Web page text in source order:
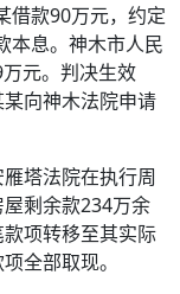
借款90万元，约定
本息。神木市人民
元。判决生效
向神木法院申请
塔法院在执行周
剩余款234万余
项转移至其实际
全部取现。